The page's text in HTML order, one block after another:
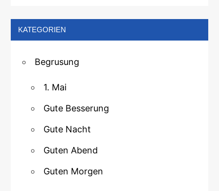
KATEGORIEN
Begrusung
1. Mai
Gute Besserung
Gute Nacht
Guten Abend
Guten Morgen